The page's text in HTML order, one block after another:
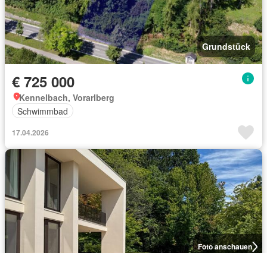
Grundstück
€ 725 000
Kennelbach, Vorarlberg
Schwimmbad
17.04.2026
Foto anschauen